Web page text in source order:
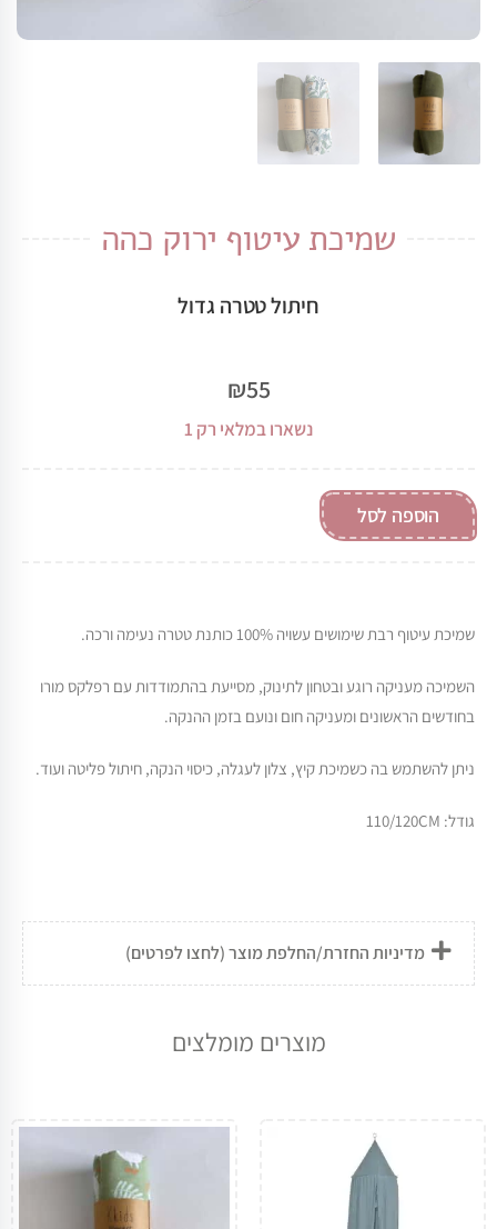
שמיכת עיטוף ירוק כהה
חיתול טטרה גדול
₪55
נשארו במלאי רק 1
הוספה לסל
שמיכת עיטוף רבת שימושים עשויה 100% כותנת טטרה נעימה ורכה.
השמיכה מעניקה רוגע ובטחון לתינוק, מסייעת בהתמודדות עם רפלקס מורו
בחודשים הראשונים ומעניקה חום ונועם בזמן ההנקה.
ניתן להשתמש בה כשמיכת קיץ, צלון לעגלה, כיסוי הנקה, חיתול פליטה ועוד.
גודל: 110/120CM
מדיניות החזרת/החלפת מוצר (לחצו לפרטים)
מוצרים מומלצים